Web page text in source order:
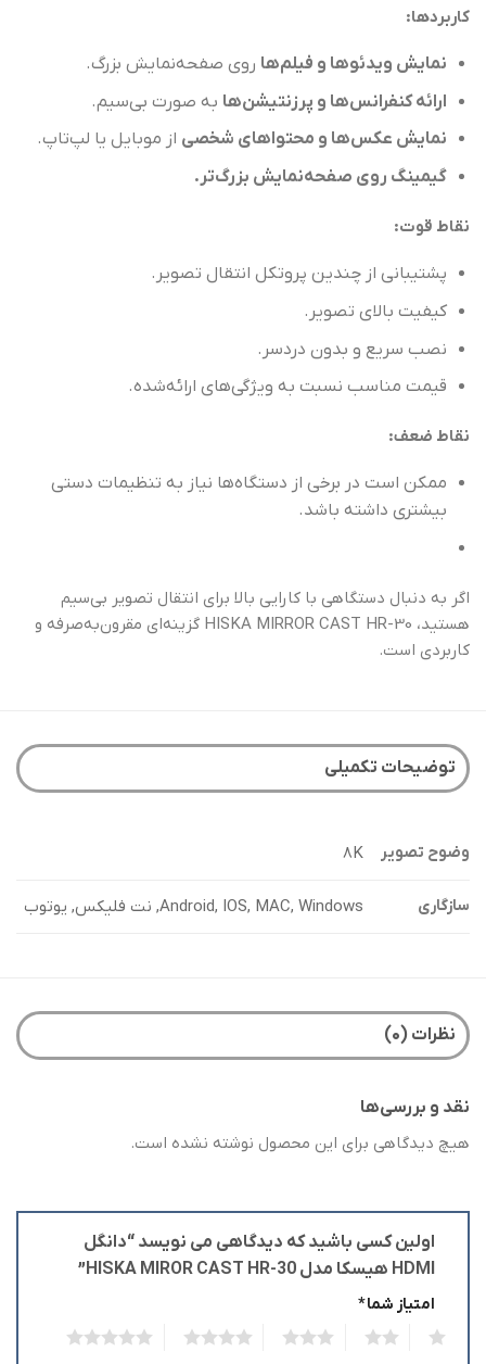
کاربردها:
نمایش ویدئوها و فیلم‌ها روی صفحه‌نمایش بزرگ.
ارائه کنفرانس‌ها و پرزنتیشن‌ها به صورت بی‌سیم.
نمایش عکس‌ها و محتواهای شخصی از موبایل یا لپ‌تاپ.
گیمینگ روی صفحه‌نمایش بزرگ‌تر.
نقاط قوت:
پشتیبانی از چندین پروتکل انتقال تصویر.
کیفیت بالای تصویر.
نصب سریع و بدون دردسر.
قیمت مناسب نسبت به ویژگی‌های ارائه‌شده.
نقاط ضعف:
ممکن است در برخی از دستگاه‌ها نیاز به تنظیمات دستی
بیشتری داشته باشد.
اگر به دنبال دستگاهی با کارایی بالا برای انتقال تصویر بی‌سیم
هستید، HISKA MIRROR CAST HR-30 گزینه‌ای مقرون‌به‌صرفه و
کاربردی است.
توضیحات تکمیلی
وضوح تصویر 8K
سازگاری Android, IOS, MAC, Windows, نت فلیکس, یوتوب
نظرات (۰)
نقد و بررسی‌ها
هیچ دیدگاهی برای این محصول نوشته نشده است.
اولین کسی باشید که دیدگاهی می نویسد “دانگل
HDMI هیسکا مدل HISKA MIROR CAST HR-30”
امتیاز شما*